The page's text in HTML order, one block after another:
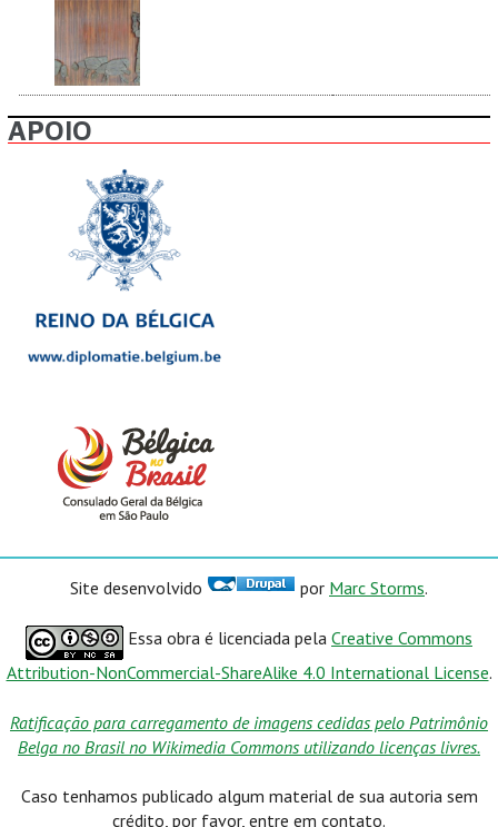
APOIO
Site desenvolvido por Marc Storms.
Essa obra é licenciada pela Creative Commons
Attribution-NonCommercial-ShareAlike 4.0 International License.
Ratificação para carregamento de imagens cedidas pelo Patrimônio
Belga no Brasil no Wikimedia Commons utilizando licenças livres.
Caso tenhamos publicado algum material de sua autoria sem
crédito, por favor, entre em contato.